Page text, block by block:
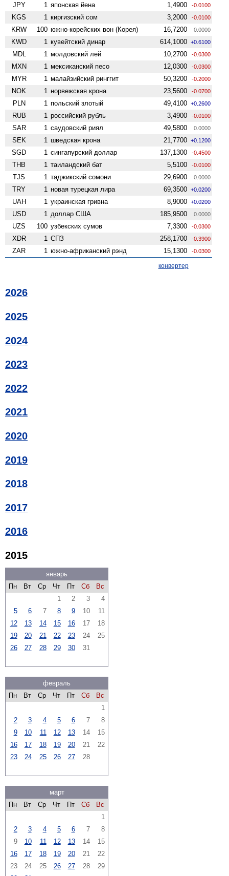
JPY 1 японская йена 1,4900 -0.0100
KGS 1 киргизский сом 3,2000 -0.0100
KRW 100 южно-корейских вон (Корея) 16,7200 0.0000
KWD 1 кувейтский динар 614,1000 +0.6100
MDL 1 молдовский лей 10,2700 -0.0300
MXN 1 мексиканский песо 12,0300 -0.0300
MYR 1 малайзийский ринггит 50,3200 -0.2000
NOK 1 норвежская крона 23,5600 -0.0700
PLN 1 польский злотый 49,4100 +0.2600
RUB 1 российский рубль 3,4900 -0.0100
SAR 1 саудовский риял 49,5800 0.0000
SEK 1 шведская крона 21,7700 +0.1200
SGD 1 сингапурский доллар 137,1300 -0.4500
THB 1 таиландский бат 5,5100 -0.0100
TJS 1 таджикский сомони 29,6900 0.0000
TRY 1 новая турецкая лира 69,3500 +0.0200
UAH 1 украинская гривна 8,9000 +0.0200
USD 1 доллар США 185,9500 0.0000
UZS 100 узбекских сумов 7,3300 -0.0300
XDR 1 СПЗ 258,1700 -0.3900
ZAR 1 южно-африканский рэнд 15,1300 -0.0300
конвертер
2026
2025
2024
2023
2022
2021
2020
2019
2018
2017
2016
2015
январь
Пн
Вт Ср Чт Пт Сб
Вс
1
2 3
4
5
6 7 8 9 10
11
12
13 14 15 16 17
18
19
20 21 22 23 24
25
26
27 28 29 30 31
февраль
Пн
Вт Ср Чт Пт Сб
Вс
1
2
3 4 5 6 7
8
9
10 11 12 13 14
15
16
17 18 19 20 21
22
23
24 25 26 27 28
март
Пн
Вт Ср Чт Пт Сб
Вс
1
2
3 4 5 6 7
8
9
10 11 12 13 14
15
16
17 18 19 20 21
22
23
24 25 26 27 28
29